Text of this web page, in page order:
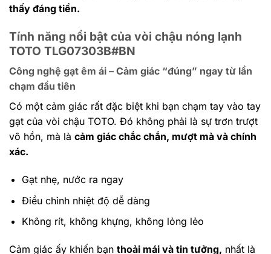
thấy đáng tiền.
Tính năng nổi bật của vòi chậu nóng lạnh
TOTO TLG07303B#BN
Công nghệ gạt êm ái – Cảm giác “đúng” ngay từ lần
chạm đầu tiên
Có một cảm giác rất đặc biệt khi bạn chạm tay vào tay
gạt của vòi chậu TOTO. Đó không phải là sự trơn trượt
vô hồn, mà là cảm giác chắc chắn, mượt mà và chính
xác.
Gạt nhẹ, nước ra ngay
Điều chỉnh nhiệt độ dễ dàng
Không rít, không khựng, không lỏng lẻo
Cảm giác ấy khiến bạn thoải mái và tin tưởng, nhất là